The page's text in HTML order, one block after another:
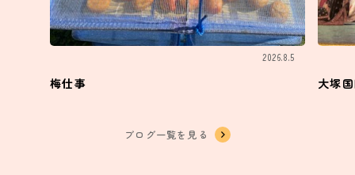
2026.8.5
梅仕事 大塚
ブログ一覧を見る